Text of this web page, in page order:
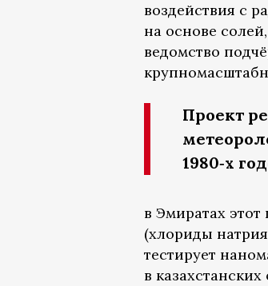
воздействия с
на основе
ведомство
Проект
1980‑х
в Эмиратах
(хлориды
тестирует
в